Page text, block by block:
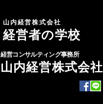
山内経営株式会社
経営者の学校
経営コンサルティング事務所
山内経営株式会社